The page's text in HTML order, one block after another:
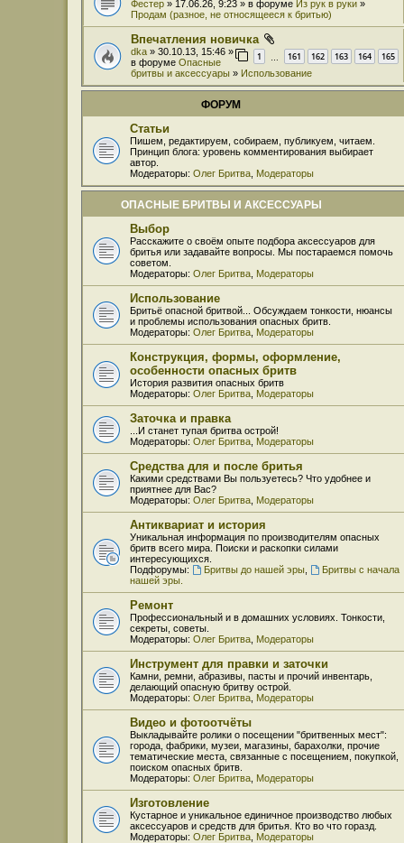
Фестер » 17.06.26, 9:23 » в форуме Из рук в руки »
Продам (разное, не относящееся к бритью)
Впечатления новичка
1 161 162 163 164 165
dka » 30.10.13, 15:46 »
в форуме Опасные
бритвы и аксессуары » Использование
ФОРУМ
Статьи
Пишем, редактируем, собираем, публикуем, читаем.
Принцип блога: уровень комментирования выбирает
автор.
Модераторы: Олег Бритва Модераторы
ОПАСНЫЕ БРИТВЫ И АКСЕССУАРЫ
Выбор
Расскажите о своём опыте подбора аксессуаров для
бритья или задавайте вопросы. Мы постараемся помочь
советом.
Модераторы: Олег Бритва Модераторы
Использование
Бритьё опасной бритвой... Обсуждаем тонкости, нюансы
и проблемы использования опасных бритв.
Модераторы: Олег Бритва Модераторы
Конструкция, формы, оформление,
особенности опасных бритв
История развития опасных бритв
Модераторы: Олег Бритва Модераторы
Заточка и правка
...И станет тупая бритва острой!
Модераторы: Олег Бритва Модераторы
Средства для и после бритья
Какими средствами Вы пользуетесь? Что удобнее и
приятнее для Вас?
Модераторы: Олег Бритва Модераторы
Антиквариат и история
Уникальная информация по производителям опасных
бритв всего мира. Поиски и раскопки силами
интересующихся.
Подфорумы:
Бритвы до нашей эры,
Бритвы с начала
нашей эры.
Ремонт
Профессиональный и в домашних условиях. Тонкости,
секреты, советы.
Модераторы: Олег Бритва Модераторы
Инструмент для правки и заточки
Камни, ремни, абразивы, пасты и прочий инвентарь,
делающий опасную бритву острой.
Модераторы: Олег Бритва Модераторы
Видео и фотоотчёты
Выкладывайте ролики о посещении "бритвенных мест":
города, фабрики, музеи, магазины, барахолки, прочие
тематические места, связанные с посещением, покупкой,
поиском опасных бритв.
Модераторы: Олег Бритва Модераторы
Изготовление
Кустарное и уникальное единичное производство любых
аксессуаров и средств для бритья. Кто во что горазд.
Модераторы: Олег Бритва Модераторы